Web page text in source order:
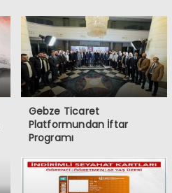
Gebze Ticaret
Platformundan İftar
Programı